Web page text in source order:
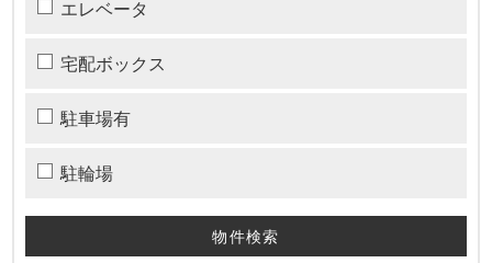
エレベータ
宅配ボックス
駐車場有
駐輪場